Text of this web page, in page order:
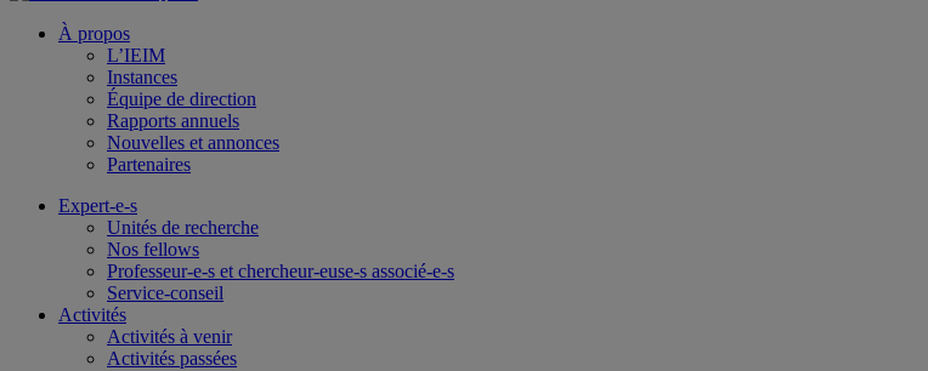
À propos
L’IEIM
Instances
Équipe de direction
Rapports annuels
Nouvelles et annonces
Partenaires
Expert-e-s
Unités de recherche
Nos fellows
Professeur-e-s et chercheur-euse-s associé-e-s
Service-conseil
Activités
Activités à venir
Activités passées